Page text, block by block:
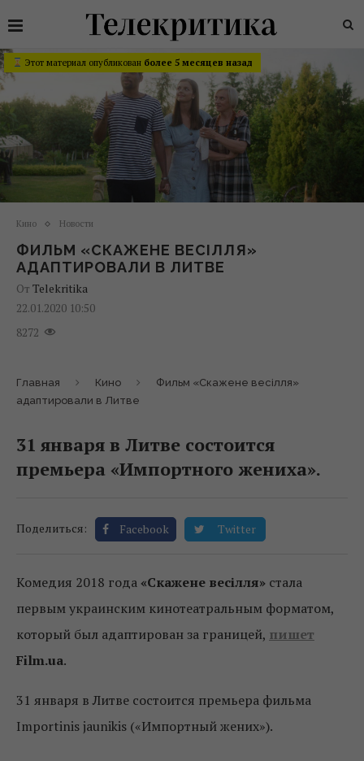
Этот материал опубликован более 5 месяцев назад
Кино Новости
ФИЛЬМ «СКАЖЕНЕ ВЕСІЛЛЯ»
АДАПТИРОВАЛИ В ЛИТВЕ
От Telekritika
22.01.2020 10:50
8272
Главная Кино
Фильм «Скажене весілля»
адаптировали в Литве
31 января в Литве состоится
премьера «Импортного жениха».
Поделиться: Facebook Twitter
Комедия 2018 года «Скажене весілля» стала
первым украинским кинотеатральным форматом,
который был адаптирован за границей, пишет
Film.ua.
31 января в Литве состоится премьера фильма
Importinis jaunikis («Импортный жених»).